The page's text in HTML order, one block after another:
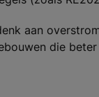
aan
die